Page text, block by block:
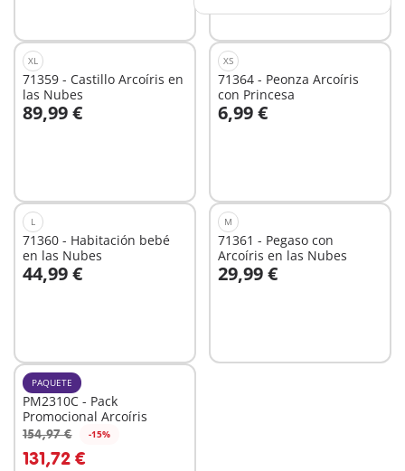
XL
71359 - Castillo Arcoíris en
las Nubes
89,99 €
A la cesta
XS
71364 - Peonza Arcoíris
con Princesa
6,99 €
A la cesta
L
71360 - Habitación bebé
en las Nubes
44,99 €
A la cesta
M
71361 - Pegaso con
Arcoíris en las Nubes
29,99 €
A la cesta
PAQUETE
PM2310C - Pack
Promocional Arcoíris
154,97 € -15%
131,72 €
A la cesta